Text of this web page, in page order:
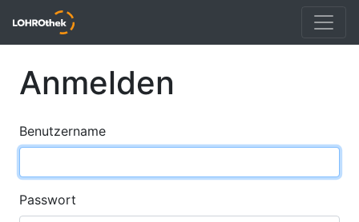
Anmelden
Benutzername
Passwort